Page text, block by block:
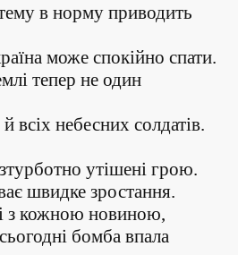
в норму приводить
може спокійно спати.
тепер не один
всіх небесних солдатів.
утішені грою.
швидке зростання.
з кожною новиною,
бомба впала